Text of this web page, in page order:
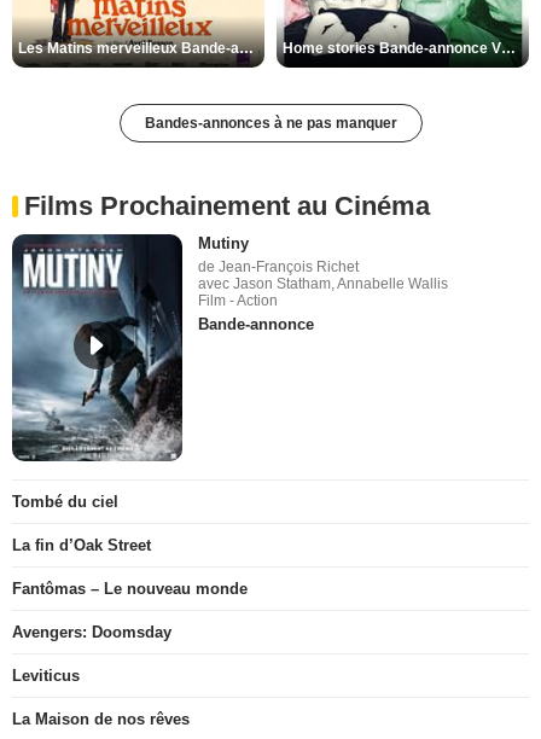
Les Matins merveilleux Bande-annonce VF Home stories Bande-annonce VO STFR
Bandes-annonces à ne pas manquer
Films Prochainement au Cinéma
Mutiny
de Jean-François Richet
avec Jason Statham, Annabelle Wallis
Film - Action
Bande-annonce
Tombé du ciel
La fin d’Oak Street
Fantômas – Le nouveau monde
Avengers: Doomsday
Leviticus
La Maison de nos rêves